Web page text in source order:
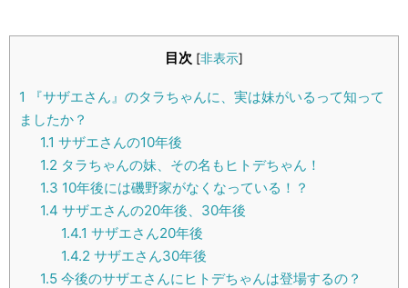
目次 [非表示]
1
『サザエさん』のタラちゃんに、実は妹がいるって知って
ましたか？
1.1 サザエさんの10年後
1.2 タラちゃんの妹、その名もヒトデちゃん！
1.3 10年後には磯野家がなくなっている！？
1.4 サザエさんの20年後、30年後
1.4.1 サザエさん20年後
1.4.2 サザエさん30年後
1.5今後のサザエさんにヒトデちゃんは登場するの？